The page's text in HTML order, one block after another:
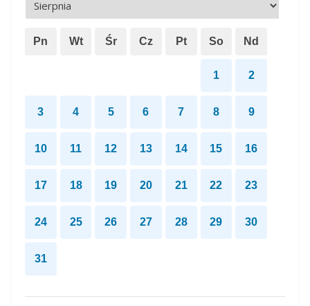
Pn Wt Śr Cz Pt So Nd
1 2
3 4 5 6 7 8 9
10 11 12 13 14 15 16
17 18 19 20 21 22 23
24 25 26 27 28 29 30
31